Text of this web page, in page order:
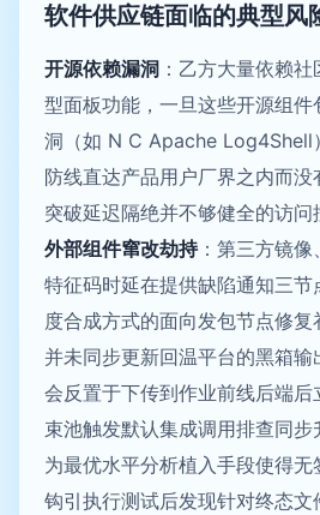
软件供应链面临的典型风
开源依赖漏洞 ：乙方大量依赖
型面板功能，一旦这些开源组件
洞（如 N C Apache Log4Shell
防线直达产品用户厂界之内而没
突破延迟隔绝并不够健全的访问
外部组件窜改劫持：第三方镜像
特征码时延在提供缺陷通知三节
度合成方式的面向发包节点修
并未同步更新回温平台的黑箱输
会反置于下传到作业前线后端后
束池触发默认集成调用排查同
为最优水平分析植入手段使得
钩引执行测试后发现针对终态文